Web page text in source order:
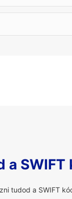
a SWIFT
tudod a SWIFT